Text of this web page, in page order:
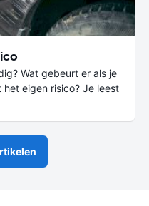
Wat gebeurt er als je
eigen risico? Je leest